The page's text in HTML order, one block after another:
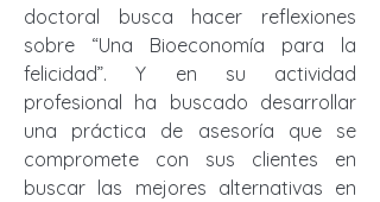
doctoral busca hacer reflexiones
sobre “Una Bioeconomía para la
felicidad”. Y en su actividad
profesional ha buscado desarrollar
una práctica de asesoría que se
compromete con sus clientes en
buscar las mejores alternativas en